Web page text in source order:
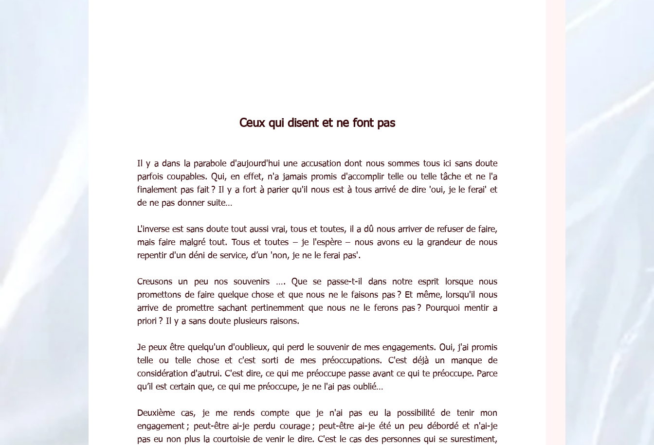
Ceux qui disent et ne font pas
Il y a dans la parabole d'aujourd'hui une accusation dont nous sommes tous ici sans doute
parfois coupables. Qui, en effet, n'a jamais promis d'accomplir telle ou telle tâche et ne l'a
finalement pas fait ? Il y a fort à parier qu'il nous est à tous arrivé de dire 'oui, je le ferai' et
de ne pas donner suite…
L'inverse est sans doute tout aussi vrai, tous et toutes, il a dû nous arriver de refuser de faire,
mais faire malgré tout. Tous et toutes – je l'espère – nous avons eu la grandeur de nous
repentir d'un déni de service, d’un 'non, je ne le ferai pas'.
Creusons un peu nos souvenirs …. Que se passe-t-il dans notre esprit lorsque nous
promettons de faire quelque chose et que nous ne le faisons pas ? Et même, lorsqu'il nous
arrive de promettre sachant pertinemment que nous ne le ferons pas ? Pourquoi mentir a
priori ? Il y a sans doute plusieurs raisons.
Je peux être quelqu'un d'oublieux, qui perd le souvenir de mes engagements. Oui, j'ai promis
telle ou telle chose et c'est sorti de mes préoccupations. C'est déjà un manque de
considération d'autrui. C'est dire, ce qui me préoccupe passe avant ce qui te préoccupe. Parce
qu’il est certain que, ce qui me préoccupe, je ne l'ai pas oublié…
Deuxième cas, je me rends compte que je n'ai pas eu la possibilité de tenir mon
engagement ; peut-être ai-je perdu courage ; peut-être ai-je été un peu débordé et n'ai-je
pas eu non plus la courtoisie de venir le dire. C'est le cas des personnes qui se surestiment,